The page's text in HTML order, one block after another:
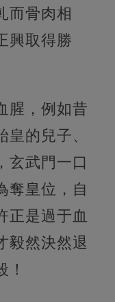
而骨肉相
興取得勝
腥，例如昔
的兒子、
玄武門一口
奪皇位，自
正是過于血
毅然決然退